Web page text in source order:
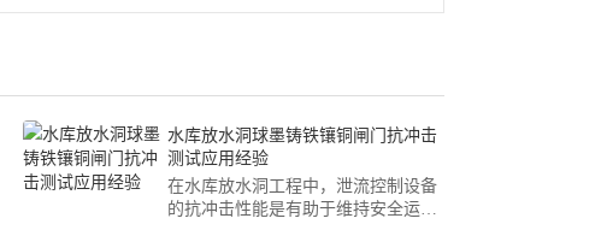
水库放水洞球墨铸铁镶铜闸门抗冲击
测试应用经验
在水库放水洞工程中，泄流控制设备
的抗冲击性能是有助于维持安全运行